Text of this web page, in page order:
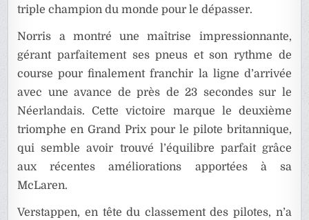
triple champion du monde pour le dépasser.
Norris a montré une maîtrise impressionnante,
gérant parfaitement ses pneus et son rythme de
course pour finalement franchir la ligne d’arrivée
avec une avance de près de 23 secondes sur le
Néerlandais. Cette victoire marque le deuxième
triomphe en Grand Prix pour le pilote britannique,
qui semble avoir trouvé l’équilibre parfait grâce
aux récentes améliorations apportées à sa
McLaren.
Verstappen, en tête du classement des pilotes, n’a